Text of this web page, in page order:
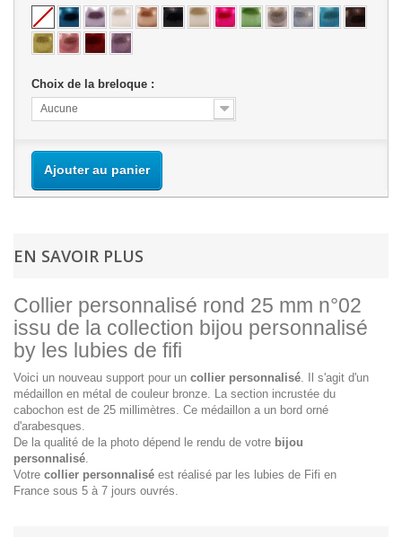
Choix de la breloque :
Aucune
Ajouter au panier
EN SAVOIR PLUS
Collier personnalisé rond 25 mm n°02
issu de la collection bijou personnalisé
by les lubies de fifi
Voici un nouveau support pour un collier personnalisé. Il s'agit d'un
médaillon en métal de couleur bronze. La section incrustée du
cabochon est de 25 millimètres. Ce médaillon a un bord orné
d'arabesques.
De la qualité de la photo dépend le rendu de votre bijou
personnalisé.
Votre collier personnalisé est réalisé par les lubies de Fifi en
France sous 5 à 7 jours ouvrés.